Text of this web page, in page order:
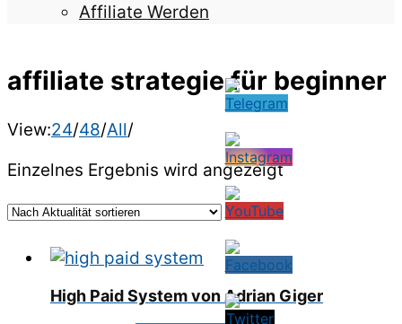
Affiliate Werden
affiliate strategie für beginner
View:24/48/All/
Einzelnes Ergebnis wird angezeigt
High Paid System von Adrian Giger